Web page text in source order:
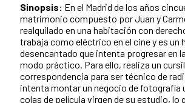
Sinopsis: En el Madrid de los años
matrimonio compuesto por Juan y
realquilado en una habitación con
trabaja como eléctrico en el cine y es un
desencantado que intenta progresar en
modo práctico. Para ello, realiza un
correspondencia para ser técnico de
intenta montar un negocio de fotografía
colas de película virgen de su estudio, lo